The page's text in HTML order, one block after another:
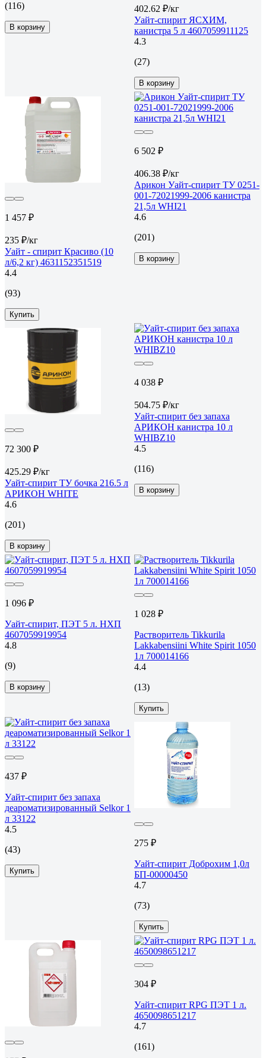
(116)
В корзину
402.62 ₽/кг
Уайт-спирит ЯСХИМ,
канистра 5 л 4607059911125
4.3
(27)
В корзину
1 457 ₽
235 ₽/кг
Уайт - спирит Красиво (10
л/6,2 кг) 4631152351519
4.4
(93)
Купить
6 502 ₽
406.38 ₽/кг
Арикон Уайт-спирит ТУ 0251-
001-72021999-2006 канистра
21,5л WHI21
4.6
(201)
В корзину
72 300 ₽
425.29 ₽/кг
Уайт-спирит ТУ бочка 216.5 л
АРИКОН WHITE
4.6
(201)
В корзину
4 038 ₽
504.75 ₽/кг
Уайт-спирит без запаха
АРИКОН канистра 10 л
WHIBZ10
4.5
(116)
В корзину
1 096 ₽
Уайт-спирит, ПЭТ 5 л. НХП
4607059919954
4.8
(9)
В корзину
1 028 ₽
Растворитель Tikkurila
Lakkabensiini White Spirit 1050
1л 700014166
4.4
(13)
Купить
437 ₽
Уайт-спирит без запаха
деароматизированный Selkor 1
л 33122
4.5
(43)
Купить
275 ₽
Уайт-спирит Доброхим 1,0л
БП-00000450
4.7
(73)
Купить
304 ₽
Уайт-спирит RPG ПЭТ 1 л.
4650098651217
4.7
(161)